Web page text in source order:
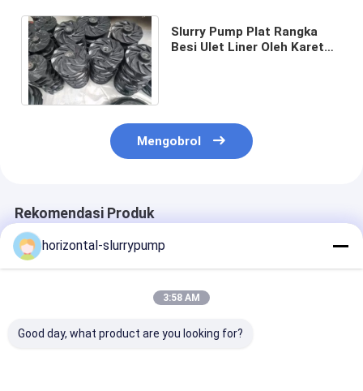
Pompa Lumpur Horizontal
Pompa Lumpur Vertikal
Pompa Lumpur Sentrifugal
Pompa Panas Sumber Air
Pompa Panas Hidronik
Pompa Panas Kolam Renang
Slurry Pump Plat Rangka
Besi Ulet Liner Oleh Karet
Mengobrol
Rekomendasi Produk
horizontal-slurrypump
3:58 AM
Good day, what product are you looking for?